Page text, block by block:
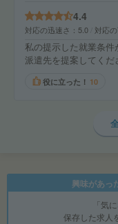
4.4
対応の迅速さ 5.0 対応
私の提示した就業条件
派遣先を提案してくだ
役に立った！ 10
興味があっ
「気
保存した求人